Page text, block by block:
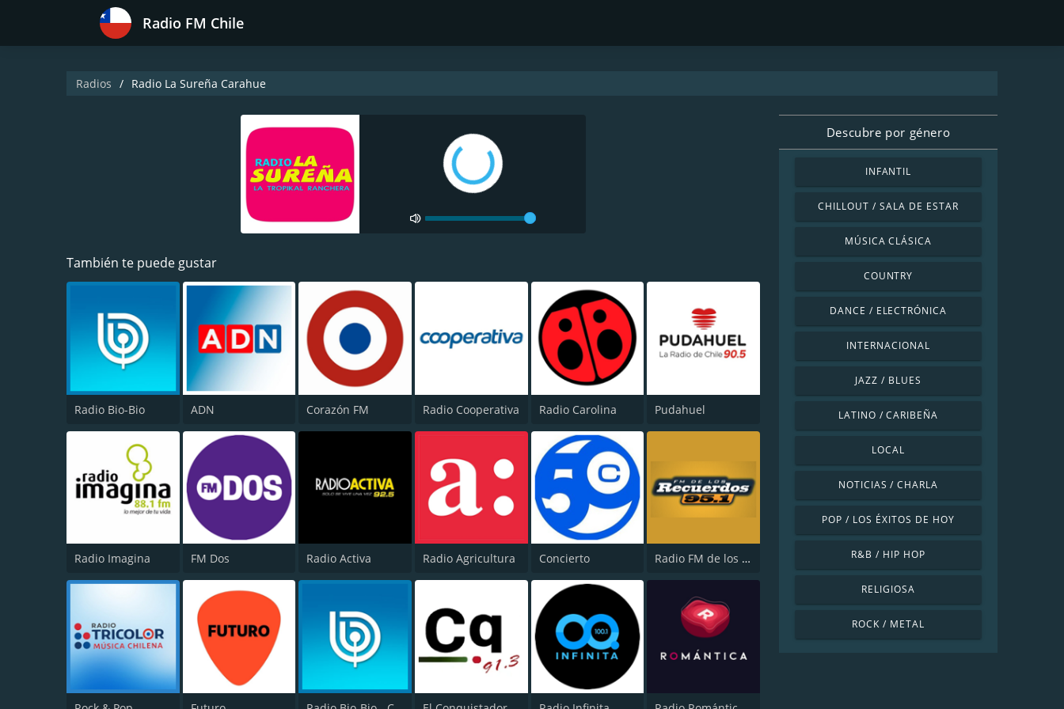
Radio FM Chile
Radios Radio La Sureña Carahue
También te puede gustar
Radio Bio-Bio ADN Corazón FM Radio Cooperativa Radio Carolina Pudahuel
Radio Imagina FM Dos Radio Activa Radio Agricultura Concierto Radio FM de los Recuerdos
Descubre por género
INFANTIL
CHILLOUT / SALA DE ESTAR
MÚSICA CLÁSICA
COUNTRY
DANCE / ELECTRÓNICA
INTERNACIONAL
JAZZ / BLUES
LATINO / CARIBEÑA
LOCAL
NOTICIAS / CHARLA
POP / LOS ÉXITOS DE HOY
R&B / HIP HOP
RELIGIOSA
ROCK / METAL